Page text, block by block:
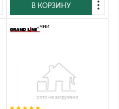
В КОРЗИНУ
В наличии